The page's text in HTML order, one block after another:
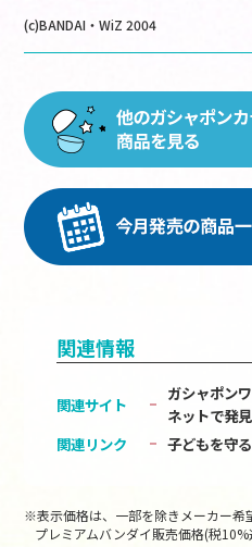
(c)BANDAI・WiZ 2004
関連情報
関連サイト
ガシャポン
ネットで発
関連リンク
子どもを守
※表示価格は、一部を除きメーカー希
プレミアムバンダイ販売価格(税10%